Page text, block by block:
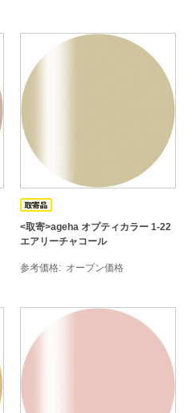
<取寄>ageha オプティカラー 1-22
エアリーチャコール
参考価格 オープン価格